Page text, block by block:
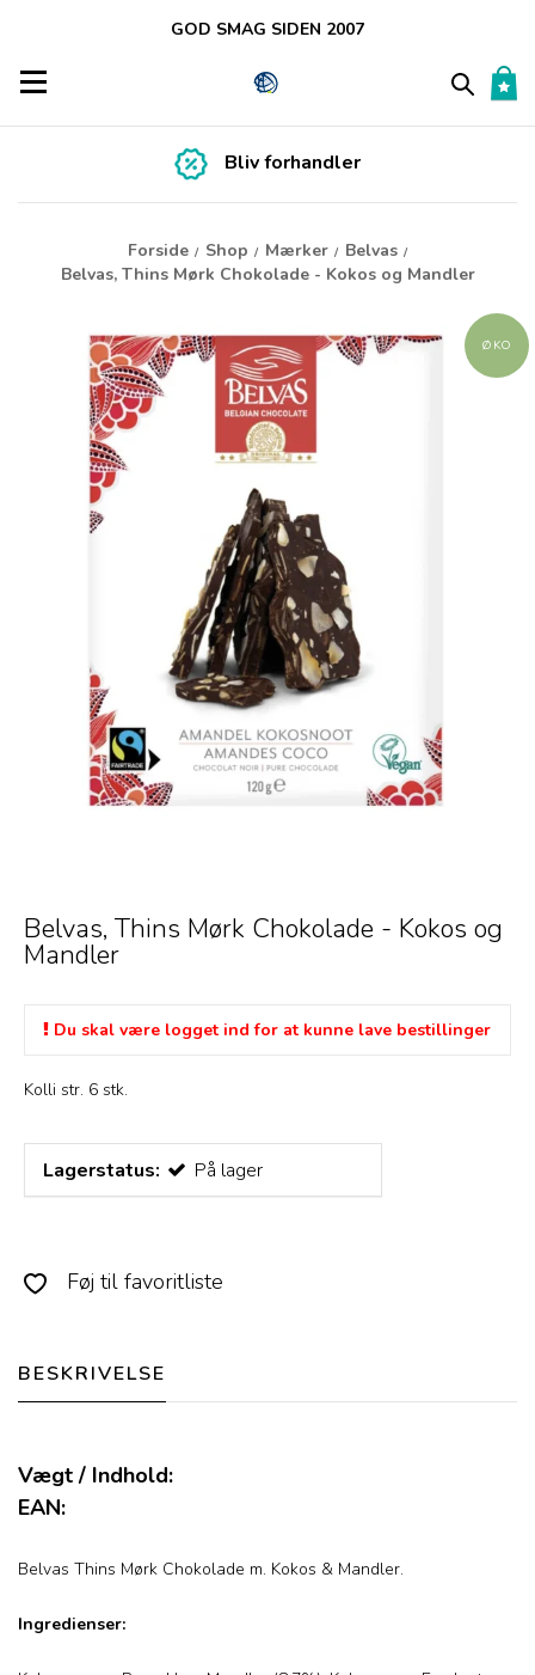
GOD SMAG SIDEN 2007
Toggle navigation
Bliv forhandler
Forside / Shop / Mærker / Belvas /
Belvas, Thins Mørk Chokolade - Kokos og Mandler
ØKO
Belvas, Thins Mørk Chokolade - Kokos og
Mandler
Du skal være logget ind for at kunne lave bestillinger
Kolli str. 6 stk.
Lagerstatus: På lager
Føj til favoritliste
BESKRIVELSE
Vægt / Indhold:
EAN:
Belvas Thins Mørk Chokolade m. Kokos & Mandler.
Ingredienser: